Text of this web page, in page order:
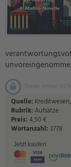
Dieser Artikel ist
Quelle:
Rubrik:Aufsätze
Preis:4,50 €
Wortanzahl:3778
Jetzt kaufen